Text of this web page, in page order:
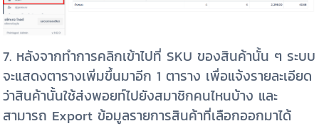
7. หลังจากทำการคลิกเข้าไปที่ SKU ของสินค้านั้น ๆ ระบบ
จะแสดงตารางเพิ่มขึ้นมาอีก 1 ตาราง เพื่อแจ้งรายละเอียด
ว่าสินค้านั้นใช้ส่งพอยท์ไปยังสมาชิกคนไหนบ้าง และ
สามารถ Export ข้อมูลรายการสินค้าที่เลือกออกมาได้